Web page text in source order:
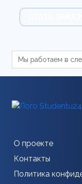
О проекте
Контакты
Политика